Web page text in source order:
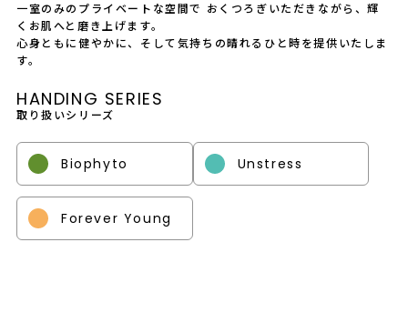
一室のみのプライベートな空間で おくつろぎいただきながら、輝
くお肌へと磨き上げます。
心身ともに健やかに、そして気持ちの晴れるひと時を提供いたしま
す。
HANDING SERIES
取り扱いシリーズ
Biophyto Unstress
Forever Young